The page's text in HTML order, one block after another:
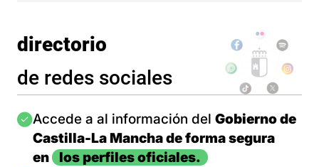
directorio
de redes sociales
Imagen
Accede a al información del Gobierno de
Castilla-La Mancha de forma segura
en
los perfiles oficiales.